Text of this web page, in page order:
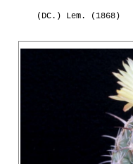
(DC.) Lem. (1868)